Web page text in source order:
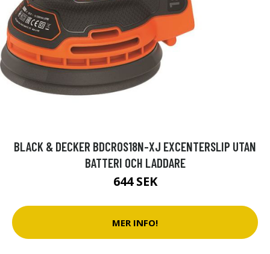
BLACK & DECKER BDCROS18N-XJ EXCENTERSLIP UTAN
BATTERI OCH LADDARE
644 SEK
MER INFO!